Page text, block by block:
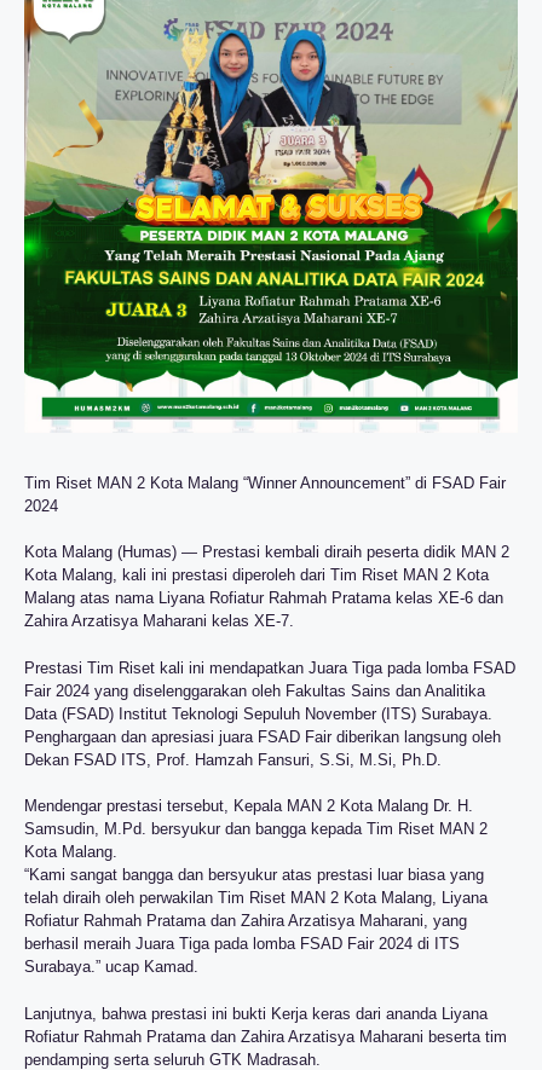
Tim Riset MAN 2 Kota Malang “Winner Announcement” di FSAD Fair
2024
Kota Malang (Humas) — Prestasi kembali diraih peserta didik MAN 2
Kota Malang, kali ini prestasi diperoleh dari Tim Riset MAN 2 Kota
Malang atas nama Liyana Rofiatur Rahmah Pratama kelas XE-6 dan
Zahira Arzatisya Maharani kelas XE-7.
Prestasi Tim Riset kali ini mendapatkan Juara Tiga pada lomba FSAD
Fair 2024 yang diselenggarakan oleh Fakultas Sains dan Analitika
Data (FSAD) Institut Teknologi Sepuluh November (ITS) Surabaya.
Penghargaan dan apresiasi juara FSAD Fair diberikan langsung oleh
Dekan FSAD ITS, Prof. Hamzah Fansuri, S.Si, M.Si, Ph.D.
Mendengar prestasi tersebut, Kepala MAN 2 Kota Malang Dr. H.
Samsudin, M.Pd. bersyukur dan bangga kepada Tim Riset MAN 2
Kota Malang.
“Kami sangat bangga dan bersyukur atas prestasi luar biasa yang
telah diraih oleh perwakilan Tim Riset MAN 2 Kota Malang, Liyana
Rofiatur Rahmah Pratama dan Zahira Arzatisya Maharani, yang
berhasil meraih Juara Tiga pada lomba FSAD Fair 2024 di ITS
Surabaya.” ucap Kamad.
Lanjutnya, bahwa prestasi ini bukti Kerja keras dari ananda Liyana
Rofiatur Rahmah Pratama dan Zahira Arzatisya Maharani beserta tim
pendamping serta seluruh GTK Madrasah.